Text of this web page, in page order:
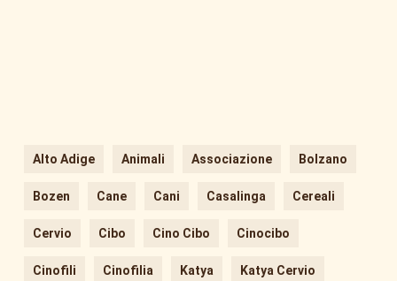
Alto Adige Animali Associazione Bolzano
Bozen Cane Cani Casalinga Cereali
Cervio Cibo Cino Cibo Cinocibo
Cinofili Cinofilia Katya Katya Cervio